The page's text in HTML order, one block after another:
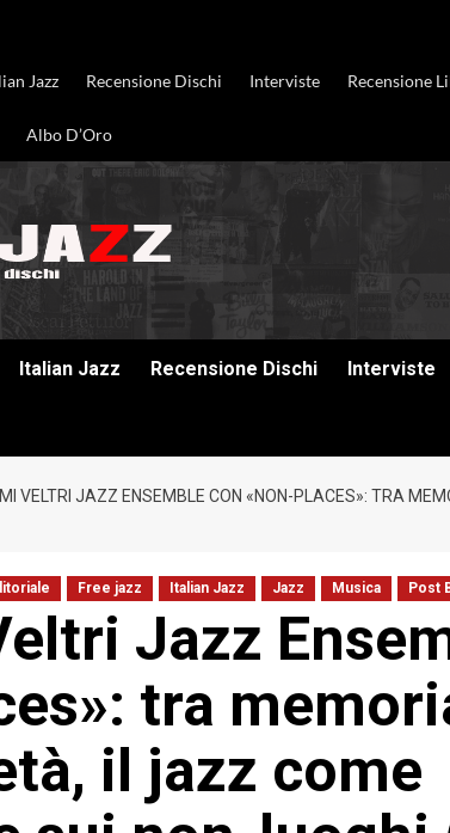
Jazz Recensione Dischi Interviste Recensione
Albo D’Oro
Italian Jazz Recensione Dischi Interviste
VELTRI JAZZ ENSEMBLE CON «NON-PLACES»: TRA
Free jazz Italian Jazz Jazz Musica Post
Jazz
tra
il jazz come